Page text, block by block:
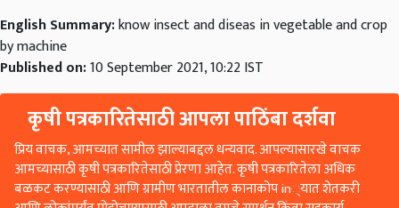
English Summary:know insect and diseas in vegetable and crop
by machine
Published on:10 September 2021, 10:22 IST
कृषी पत्रकारितेसाठी आपला पाठिंबा दर्शवा
प्रिय वाचक, आमच्यात सामील झाल्याबद्दल धन्यवाद. आपल्यासारखे वाचक
आमच्यासाठी कृषी पत्रकारितेसाठी प्रेरणा आहेत. कृषी पत्रकारितेला अधिक
बळकट करण्यासाठी आणि ग्रामीण भारतातील कानाकोप in्यात शेतकरी